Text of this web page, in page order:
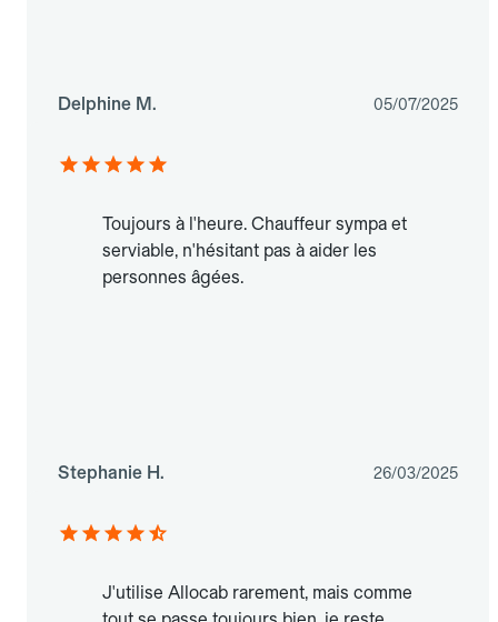
Delphine M. 05/07/2025
Toujours à l'heure. Chauffeur sympa et
serviable, n'hésitant pas à aider les
personnes âgées.
Stephanie H. 26/03/2025
J'utilise Allocab rarement, mais comme